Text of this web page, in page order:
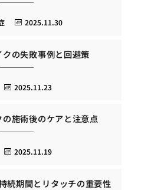
2025.11.30
の失敗事例と回避策
2025.11.23
施術後のケアと注意点
2025.11.19
続期間とリタッチの重要性